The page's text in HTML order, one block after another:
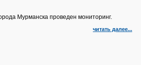
Мурманска проведен мониторинг.
читать далее...